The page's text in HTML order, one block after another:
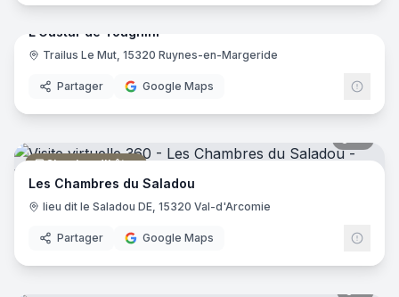
Chambre d'hôtes
L'Oustar de Tougnini
Trailus Le Mut, 15320 Ruynes-en-Margeride
Partager Google Maps
Chambre d'hôtes
Les Chambres du Saladou
lieu dit le Saladou DE, 15320 Val-d'Arcomie
Partager Google Maps